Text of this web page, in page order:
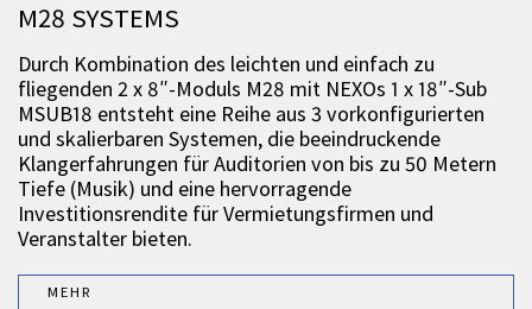
M28 SYSTEMS
Durch Kombination des leichten und einfach zu
fliegenden 2 x 8″-Moduls M28 mit NEXOs 1 x 18″-Sub
MSUB18 entsteht eine Reihe aus 3 vorkonfigurierten
und skalierbaren Systemen, die beeindruckende
Klangerfahrungen für Auditorien von bis zu 50 Metern
Tiefe (Musik) und eine hervorragende
Investitionsrendite für Vermietungsfirmen und
Veranstalter bieten.
MEHR